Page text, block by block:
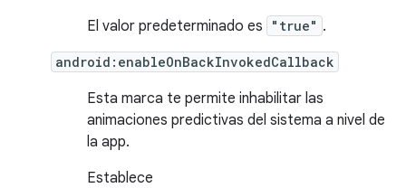
El valor predeterminado es
"true" .
android:enableOnBackInvokedCallback
Esta marca te permite inhabilitar las
animaciones predictivas del sistema a nivel de
la app.
Establece